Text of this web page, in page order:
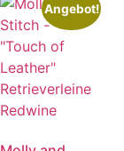
Angebot!